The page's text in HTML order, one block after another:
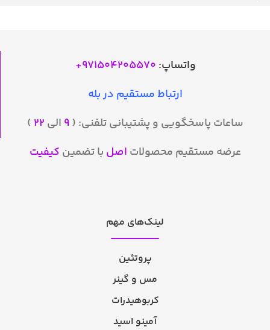
واتساپ: 971504205570
+
ارتباط مستقیم در بله
ساعات پاسخگویی و پشتیبانی تلفنی: ( ۹ الی ۲۲ )
عرضه مستقیم محصولات اصل با تضمین کیفیت
لینک‌های مهم
پروتئین
مس و گینر
کربوهیدرات
آمینو اسید